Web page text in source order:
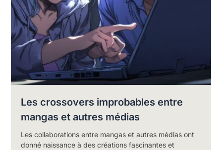
Les crossovers improbables entre
mangas et autres médias
Les collaborations entre mangas et autres médias ont
donné naissance à des créations fascinantes et